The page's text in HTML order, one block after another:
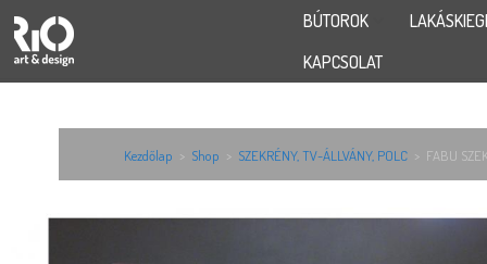
BÚTOROK
KAPCSOLAT
Kezdőlap > Shop > SZEKRÉNY, TV-ÁLLVÁNY, POLC > FABU